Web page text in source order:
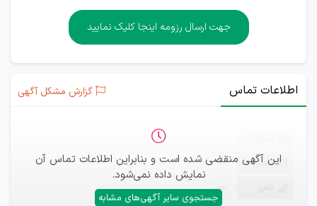
جهت ارسال رزومه اینجا کلیک نمایید
اطلاعات تماس گزارش مشکل آگهی
این آگهی منقضی شده است و بنابراین اطلاعات تماس آن
نمایش داده نمی‌شود.
جستجوی سایر آگهی‌های مشابه
ایمیل —
—